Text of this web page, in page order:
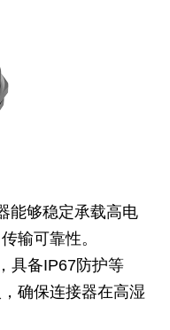
能够稳定承载高电
输可靠性。
具备IP67防护等
确保连接器在高湿